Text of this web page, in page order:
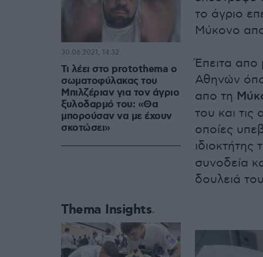
το άγριο
Μύκονο
Έπειτα απο
Αθηνών
απο τη
του και τις
οποίες
ιδιοκτήτης
συνοδεία
δουλειά
Τι λέει στο protothema ο
σωματοφύλακας του
Μπιλζέριαν για τον άγριο
ξυλοδαρμό του: «Θα
μπορούσαν να με έχουν
σκοτώσει»
30.06.2021, 14:32
Thema Insights